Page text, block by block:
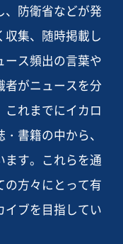
、防衛省などが発
集、随時掲載し
ース頻出の言葉や
者がニュースを分
れまでにイカロ
書籍の中から、
ます。これらを通
の方々にとって有
イブを目指してい